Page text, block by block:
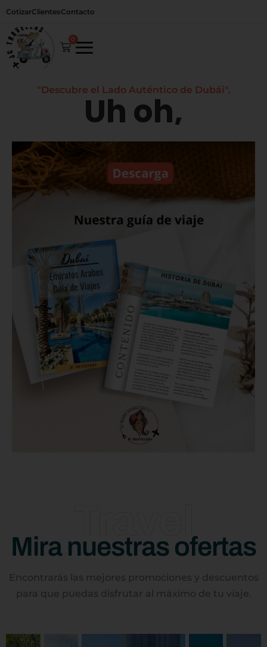
contenido
CotizarClientesContacto
0
Carrito
"Descubre el Lado Auténtico de Dubái".
Mira nuestras ofertas
Encontrarás las mejores promociones y descuentos
para que puedas disfrutar al máximo de tu viaje.